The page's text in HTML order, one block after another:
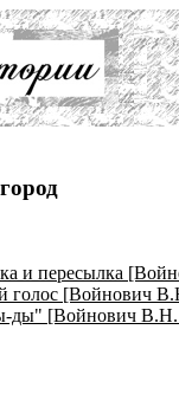
и пересылка
голос [Войнович
ды" [Войнович В.Н.